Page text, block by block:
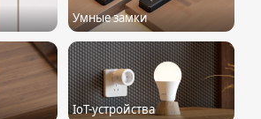
Умные замки
IoT-устройства